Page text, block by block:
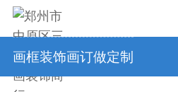
画框装饰画订做定制